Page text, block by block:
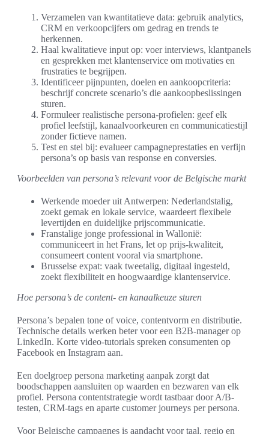
Verzamelen van kwantitatieve data: gebruik analytics,
CRM en verkoopcijfers om gedrag en trends te
herkennen.
Haal kwalitatieve input op: voer interviews, klantpanels
en gesprekken met klantenservice om motivaties en
frustraties te begrijpen.
Identificeer pijnpunten, doelen en aankoopcriteria:
beschrijf concrete scenario’s die aankoopbeslissingen
sturen.
Formuleer realistische persona-profielen: geef elk
profiel leefstijl, kanaalvoorkeuren en communicatiestijl
zonder fictieve namen.
Test en stel bij: evalueer campagneprestaties en verfijn
persona’s op basis van response en conversies.
Voorbeelden van persona’s relevant voor de Belgische markt
Werkende moeder uit Antwerpen: Nederlandstalig,
zoekt gemak en lokale service, waardeert flexibele
levertijden en duidelijke prijscommunicatie.
Franstalige jonge professional in Wallonië:
communiceert in het Frans, let op prijs-kwaliteit,
consumeert content vooral via smartphone.
Brusselse expat: vaak tweetalig, digitaal ingesteld,
zoekt flexibiliteit en hoogwaardige klantenservice.
Hoe persona’s de content- en kanaalkeuze sturen
Persona’s bepalen tone of voice, contentvorm en distributie.
Technische details werken beter voor een B2B-manager op
LinkedIn. Korte video-tutorials spreken consumenten op
Facebook en Instagram aan.
Een doelgroep persona marketing aanpak zorgt dat
boodschappen aansluiten op waarden en bezwaren van elk
profiel. Persona contentstrategie wordt tastbaar door A/B-
testen, CRM-tags en aparte customer journeys per persona.
Voor Belgische campagnes is aandacht voor taal, regio en